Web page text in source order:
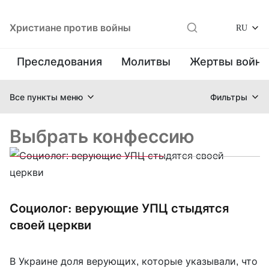
Христиане против войны RU
Преследования Молитвы Жертвы
Все пункты меню Фильтры
Выбрать конфессию
Социолог: верующие УПЦ стыдятся
своей церкви
В Украине доля верующих, которые указывали, что